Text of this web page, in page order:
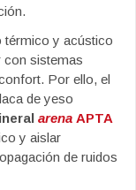
térmico y acústico
con sistemas
Por ello, el
de yeso
arena APTA
y aislar
de ruidos